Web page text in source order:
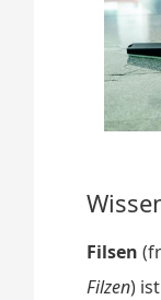
Filsen
Filzen)